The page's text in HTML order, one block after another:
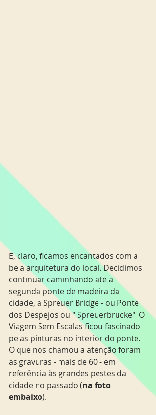
E, claro, ficamos encantados com a
bela arquitetura do local. Decidimos
continuar caminhando até a
segunda ponte de madeira da
cidade, a Spreuer Bridge - ou Ponte
dos Despejos ou " Spreuerbrücke". O
Viagem Sem Escalas ficou fascinado
pelas pinturas no interior do ponte.
O que nos chamou a atenção foram
as gravuras - mais de 60 - em
referência às grandes pestes da
cidade no passado (na foto
embaixo).